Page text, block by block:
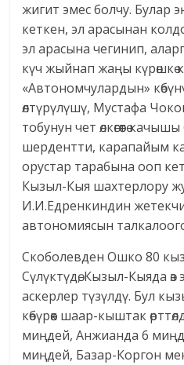
жигит эмес болчу. Булар
кеткен, эл арасынан
эл арасына чегинип,
күч жыйнап жаңы күрөшкө
«Автономчулардын»
өлтүрүлүшү, Мустафа
тобунун чет өлкөгөөтө
шердентти, карапайым
орустар тарабына ооп
Кызыл-Кыя шахтерлору
И.И.Едренкиндин
автономиясын
Скоболевден Ошко 80
Сүлүктүдө, Кызыл-Кыяда
аскерлер түзүлдү. Бул
көбүрөөк шаар-кыштак
миңдей, Анжианда 6
миңдей, Базар-Коргон